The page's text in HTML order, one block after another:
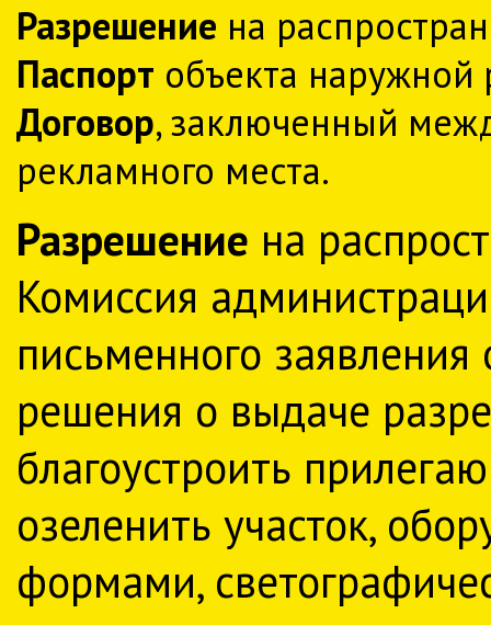
Разрешение на
Паспорт объекта
Договор, заключенный
рекламного места.
Разрешение на
Комиссия
письменного
решения о выдаче
благоустроить
озеленить участок,
формами,